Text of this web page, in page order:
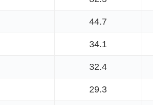
44.7
34.1
32.4
29.3